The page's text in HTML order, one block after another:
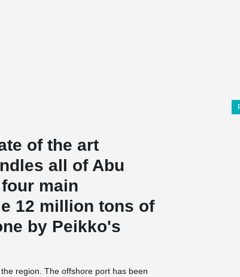
of the art
all of Abu
main
12 million tons of
by Peikko's
region. The offshore port has been